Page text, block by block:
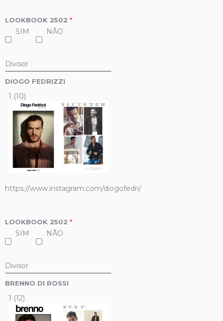
LOOKBOOK 2502 *
SIM NÃO
Divisor
DIOGO FEDRIZZI
1 (10)
https://www.instagram.com/diogofedri/
LOOKBOOK 2502 *
SIM NÃO
Divisor
BRENNO DI ROSSI
1 (12)